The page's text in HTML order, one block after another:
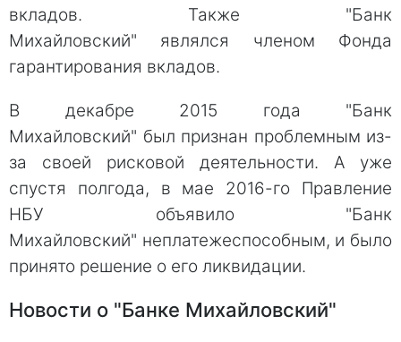
вкладов. Также "Банк
Михайловский" являлся членом Фонда
гарантирования вкладов.
В декабре 2015 года "Банк
Михайловский" был признан проблемным из-
за своей рисковой деятельности. А уже
спустя полгода, в мае 2016-го Правление
НБУ объявило "Банк
Михайловский" неплатежеспособным, и было
принято решение о его ликвидации.
Новости о "Банке Михайловский"